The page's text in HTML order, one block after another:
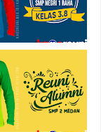
Alumni SMP
- Kaos Reuni Keren